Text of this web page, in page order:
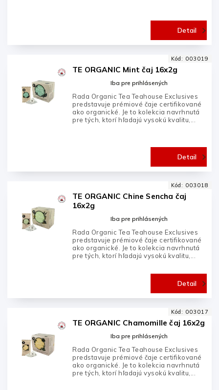
Detail
TE ORGANIC Mint čaj 16x2g
Iba pre prihlásených
Detail
Rada Organic Tea Teahouse Exclusives
predstavuje prémiové čaje certifikované
ako organické. Je to kolekcia navrhnutá
pre tých, ktorí hľadajú vysokú kvalitu,...
Kód: 003019
TE ORGANIC Chine Sencha čaj
16x2g
Iba pre prihlásených
Detail
Rada Organic Tea Teahouse Exclusives
predstavuje prémiové čaje certifikované
ako organické. Je to kolekcia navrhnutá
pre tých, ktorí hľadajú vysokú kvalitu,...
Kód: 003018
TE ORGANIC Chamomille čaj 16x2g
Iba pre prihlásených
Rada Organic Tea Teahouse Exclusives
predstavuje prémiové čaje certifikované
ako organické. Je to kolekcia navrhnutá
pre tých, ktorí hľadajú vysokú kvalitu,...
Kód: 003017